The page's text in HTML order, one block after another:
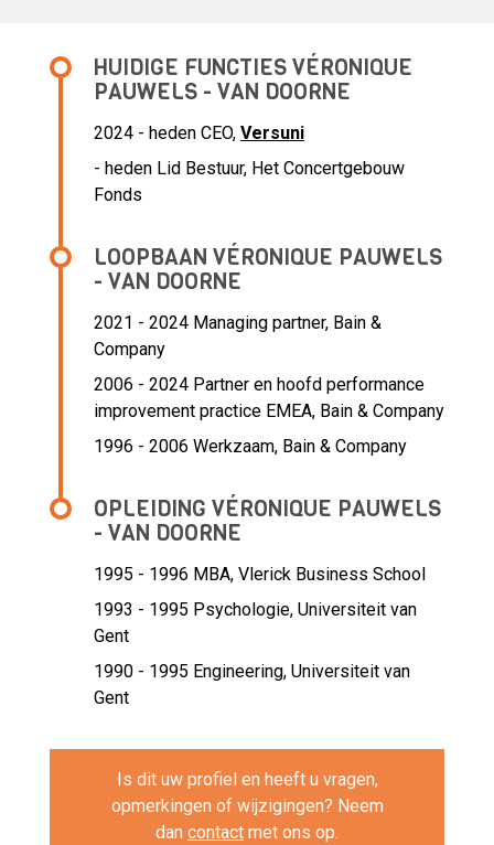
HUIDIGE FUNCTIES VÉRONIQUE
PAUWELS - VAN DOORNE
2024 - heden CEO, Versuni
- heden Lid Bestuur, Het Concertgebouw
Fonds
LOOPBAAN VÉRONIQUE PAUWELS
- VAN DOORNE
2021 - 2024 Managing partner, Bain &
Company
2006 - 2024 Partner en hoofd performance
improvement practice EMEA, Bain & Company
1996 - 2006 Werkzaam, Bain & Company
OPLEIDING VÉRONIQUE PAUWELS
- VAN DOORNE
1995 - 1996 MBA, Vlerick Business School
1993 - 1995 Psychologie, Universiteit van
Gent
1990 - 1995 Engineering, Universiteit van
Gent
Is dit uw profiel en heeft u vragen,
opmerkingen of wijzigingen? Neem
dan contact met ons op.